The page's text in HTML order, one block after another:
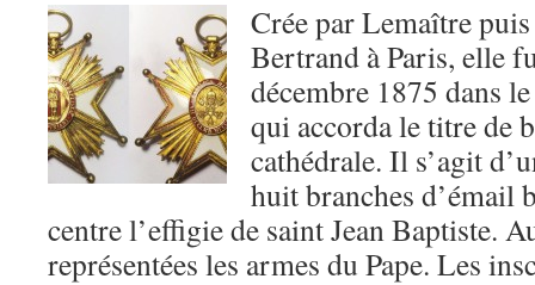
Crée par Lemaître
Bertrand à Paris, elle
décembre 1875 dans
qui accorda le titre de
cathédrale. Il s’agit
huit branches d’émail
centre l’effigie de saint Jean Baptiste.
représentées les armes du Pape. Les